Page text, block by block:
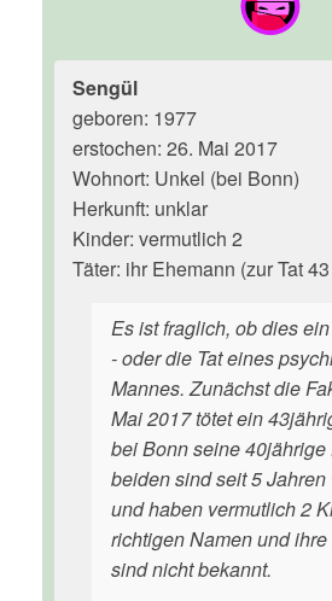
Sengül
geboren: 1977
erstochen: 26. Mai 2017
Wohnort: Unkel (bei Bonn)
Herkunft: unklar
Kinder: vermutlich 2
Täter: ihr Ehemann (zur Tat
Es ist fraglich, ob dies
- oder die Tat eines
Mannes. Zunächst die
Mai 2017 tötet ein
bei Bonn seine
beiden sind seit 5 Jahren
und haben vermutlich 2
richtigen Namen und
sind nicht bekannt.